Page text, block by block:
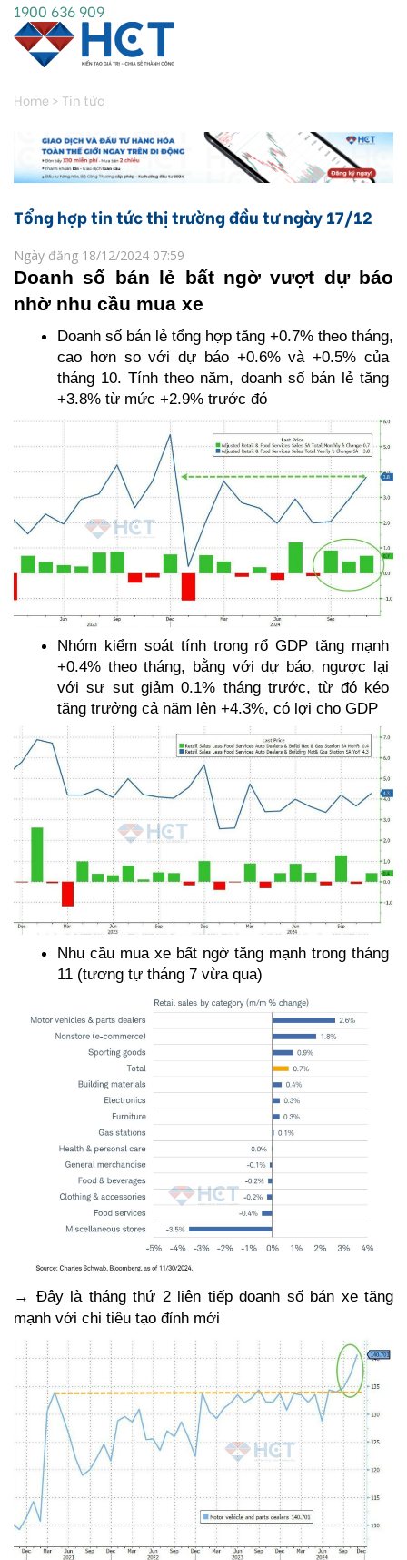
1900 636 909
Home > Tin tức
Tổng hợp tin tức thị trường đầu tư ngày 17/12
Ngày đăng 18/12/2024 07:59
Doanh số bán lẻ bất ngờ vượt dự báo
nhờ nhu cầu mua xe
Doanh số bán lẻ tổng hợp tăng +0.7% theo tháng,
cao hơn so với dự báo +0.6% và +0.5% của
tháng 10. Tính theo năm, doanh số bán lẻ tăng
+3.8% từ mức +2.9% trước đó
Nhóm kiểm soát tính trong rổ GDP tăng mạnh
+0.4% theo tháng, bằng với dự báo, ngược lại
với sự sụt giảm 0.1% tháng trước, từ đó kéo
tăng trưởng cả năm lên +4.3%, có lợi cho GDP
Nhu cầu mua xe bất ngờ tăng mạnh trong tháng
11 (tương tự tháng 7 vừa qua)
→ Đây là tháng thứ 2 liên tiếp doanh số bán xe tăng
mạnh với chi tiêu tạo đỉnh mới